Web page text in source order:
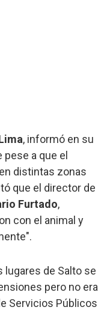
, informó en su
a que el
distintas zonas
que el director de
Furtado,
con el animal y
de Salto se
pero no era
Servicios Públicos